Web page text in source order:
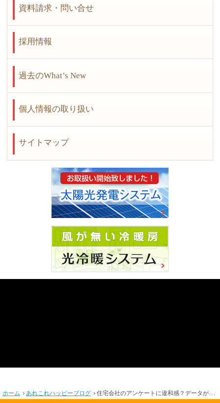
資料請求・問い合せ
採用情報
過去のWhat’s New
個人情報の取り扱い
サイトマップ
ホーム あれこれハッピーブログ 住宅会社のアンケートに違和感？データが作る「普通の家」に隠された罠